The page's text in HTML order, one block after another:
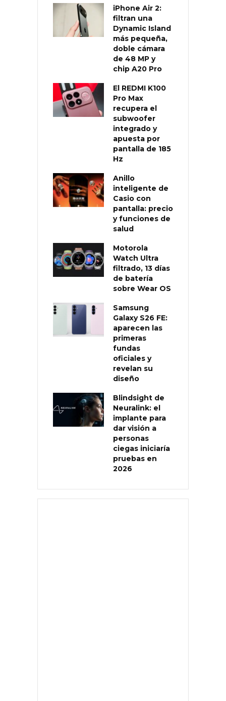
iPhone Air 2:
filtran una
Dynamic Island
más pequeña,
doble cámara
de 48 MP y
chip A20 Pro
El REDMI K100
Pro Max
recupera el
subwoofer
integrado y
apuesta por
pantalla de 185
Hz
Anillo
inteligente de
Casio con
pantalla: precio
y funciones de
salud
Motorola
Watch Ultra
filtrado, 13 días
de batería
sobre Wear OS
Samsung
Galaxy S26 FE:
aparecen las
primeras
fundas
oficiales y
revelan su
diseño
Blindsight de
Neuralink: el
implante para
dar visión a
personas
ciegas iniciaría
pruebas en
2026